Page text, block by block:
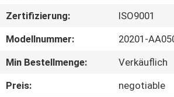
ÜBER
UNS
WERKSBESICHTIGUNG
Zertifizierung:
ISO9001
Modellnummer:
20201-
Min Bestellmenge:
Verkäuflich
Preis:
negotiable